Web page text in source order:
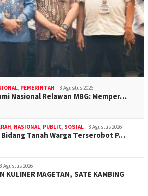
PEMERINTAH 8 Agustus 2026
Nasional Relawan MBG: Memper…
NASIONAL PUBLIC SOSIAL 8 Agustus 2026
Bidang Tanah Warga Terserobot P…
8 Agustus 2026
KULINER MAGETAN, SATE KAMBING